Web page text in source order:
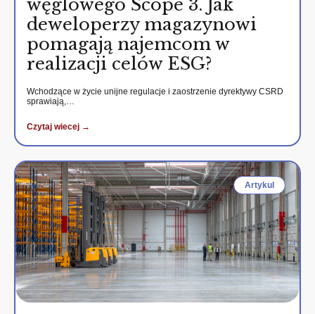
węglowego Scope 3. Jak
deweloperzy magazynowi
pomagają najemcom w
realizacji celów ESG?
Wchodzące w życie unijne regulacje i zaostrzenie dyrektywy CSRD
sprawiają,…
Czytaj wiecej →
Artykul